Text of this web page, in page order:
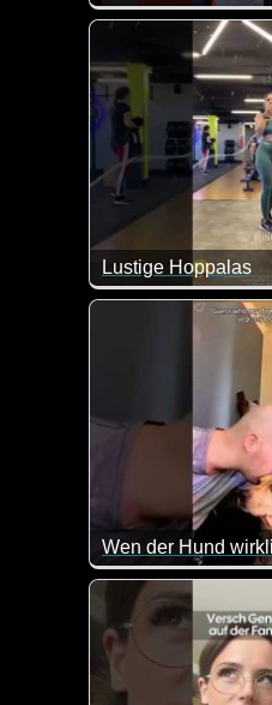
Lustige Hoppalas
Wen der Hund
Hier kommen die